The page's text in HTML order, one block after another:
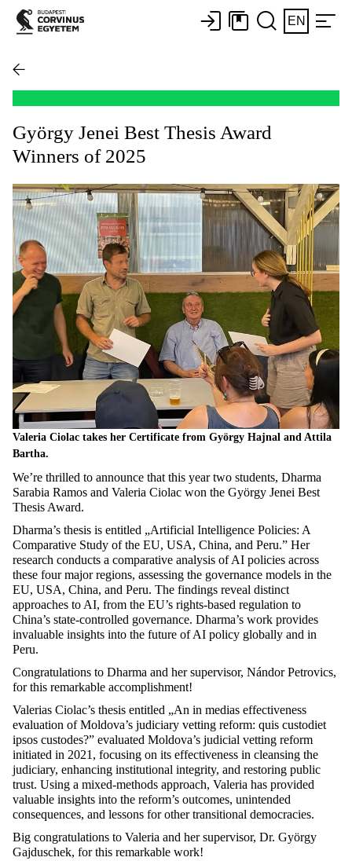
EN
György Jenei Best Thesis Award
Winners of 2025
Valeria Ciolac takes her Certificate from György Hajnal and Attila
Bartha.
We’re thrilled to announce that this year two students, Dharma
Sarabia Ramos and Valeria Ciolac won the György Jenei Best
Thesis Award.
Dharma’s thesis is entitled „Artificial Intelligence Policies: A
Comparative Study of the EU, USA, China, and Peru.” Her
research conducts a comparative analysis of AI policies across
these four major regions, assessing the governance models in the
EU, USA, China, and Peru. The findings reveal distinct
approaches to AI, from the EU’s rights-based regulation to
China’s state-controlled governance. Dharma’s work provides
invaluable insights into the future of AI policy globally and in
Peru.
Congratulations to Dharma and her supervisor, Nándor Petrovics,
for this remarkable accomplishment!
Valerias Ciolac’s thesis entitled „An in medias effectiveness
evaluation of Moldova’s judiciary vetting reform: quis custodiet
ipsos custodes?” evaluated Moldova’s judicial vetting reform
initiated in 2021, focusing on its effectiveness in cleansing the
judiciary, enhancing institutional integrity, and restoring public
trust. Using a mixed-methods approach, Valeria has provided
valuable insights into the reform’s outcomes, unintended
consequences, and lessons for other transitional democracies.
Big congratulations to Valeria and her supervisor, Dr. György
Gajduschek, for this remarkable work!